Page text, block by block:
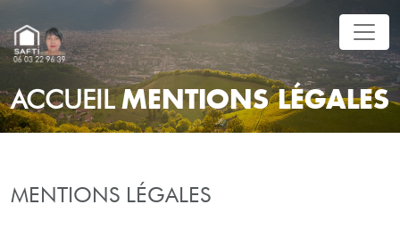
ACCUEIL MENTIONS LÉGALES
MENTIONS LÉGALES